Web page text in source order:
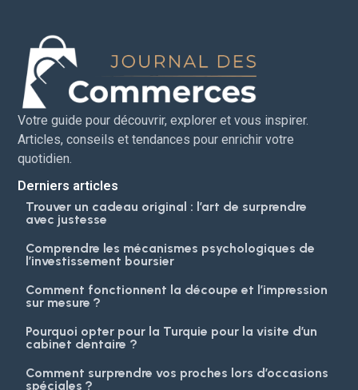
Votre guide pour découvrir, explorer et vous inspirer.
Articles, conseils et tendances pour enrichir votre
quotidien.
Derniers articles
Trouver un cadeau original : l’art de surprendre
avec justesse
Comprendre les mécanismes psychologiques de
l’investissement boursier
Comment fonctionnent la découpe et l’impression
sur mesure ?
Pourquoi opter pour la Turquie pour la visite d’un
cabinet dentaire ?
Comment surprendre vos proches lors d’occasions
spéciales ?